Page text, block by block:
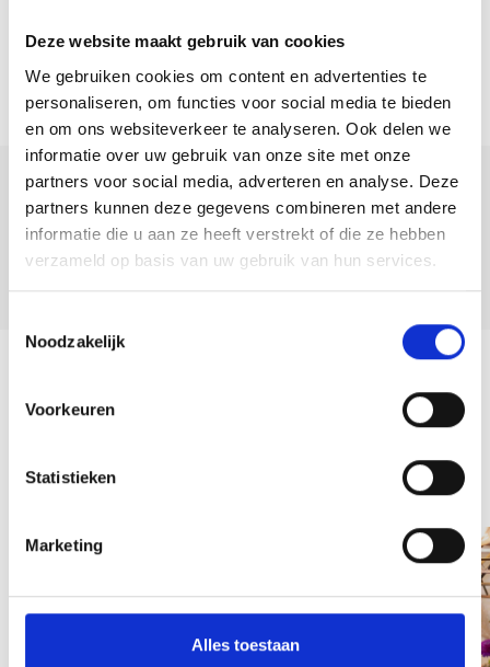
Deze website maakt gebruik van cookies
We gebruiken cookies om content en advertenties te
personaliseren, om functies voor social media te bieden
en om ons websiteverkeer te analyseren. Ook delen we
informatie over uw gebruik van onze site met onze
partners voor social media, adverteren en analyse. Deze
partners kunnen deze gegevens combineren met andere
informatie die u aan ze heeft verstrekt of die ze hebben
verzameld op basis van uw gebruik van hun services.
Noodzakelijk
Voorkeuren
Statistieken
Marketing
Alles toestaan
supermarkt, openbaar vervoer en scholen.
– Energiezuinige woning voorzien van 20 zonnepanelen.
– Modern afgewerkt en instapklaar.
– Via de openslaande deuren bereikt u de fraaie achtertuin met
ochtend- en avondzon.
– Er is een aansluiting aanwezig voor een elektrische laadpaal.
– In 2019 is de dakkapel op zolder voorzien van nieuw dakleer.
– Inhoud woning: 572 m³.
nodigen u van harte uit om op uw gemak eens rond te kijken! Maak
Deel deze
woning:
Team